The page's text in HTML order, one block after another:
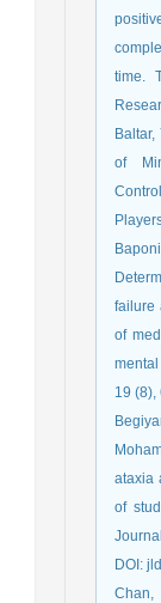
time.
Baltar,
of
failure
of
19 (8),
ataxia
of
DOI:
Chan,